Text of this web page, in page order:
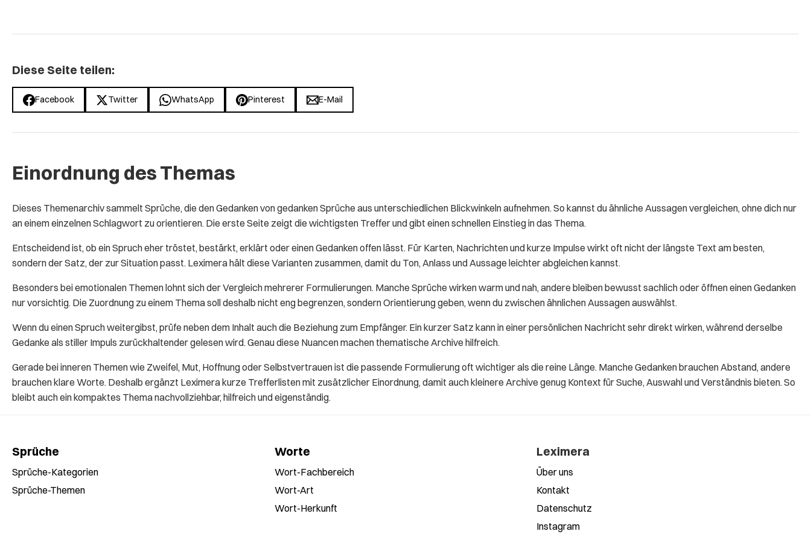
Diese Seite teilen:
Facebook Twitter WhatsApp Pinterest E-Mail
Einordnung des Themas
Dieses Themenarchiv sammelt Sprüche, die den Gedanken von gedanken Sprüche aus unterschiedlichen Blickwinkeln aufnehmen. So kannst du ähnliche Aussagen vergleichen, ohne dich nur
an einem einzelnen Schlagwort zu orientieren. Die erste Seite zeigt die wichtigsten Treffer und gibt einen schnellen Einstieg in das Thema.
Entscheidend ist, ob ein Spruch eher tröstet, bestärkt, erklärt oder einen Gedanken offen lässt. Für Karten, Nachrichten und kurze Impulse wirkt oft nicht der längste Text am besten,
sondern der Satz, der zur Situation passt. Leximera hält diese Varianten zusammen, damit du Ton, Anlass und Aussage leichter abgleichen kannst.
Besonders bei emotionalen Themen lohnt sich der Vergleich mehrerer Formulierungen. Manche Sprüche wirken warm und nah, andere bleiben bewusst sachlich oder öffnen einen Gedanken
nur vorsichtig. Die Zuordnung zu einem Thema soll deshalb nicht eng begrenzen, sondern Orientierung geben, wenn du zwischen ähnlichen Aussagen auswählst.
Wenn du einen Spruch weitergibst, prüfe neben dem Inhalt auch die Beziehung zum Empfänger. Ein kurzer Satz kann in einer persönlichen Nachricht sehr direkt wirken, während derselbe
Gedanke als stiller Impuls zurückhaltender gelesen wird. Genau diese Nuancen machen thematische Archive hilfreich.
Gerade bei inneren Themen wie Zweifel, Mut, Hoffnung oder Selbstvertrauen ist die passende Formulierung oft wichtiger als die reine Länge. Manche Gedanken brauchen Abstand, andere
brauchen klare Worte. Deshalb ergänzt Leximera kurze Trefferlisten mit zusätzlicher Einordnung, damit auch kleinere Archive genug Kontext für Suche, Auswahl und Verständnis bieten. So
bleibt auch ein kompaktes Thema nachvollziehbar, hilfreich und eigenständig.
Sprüche
Sprüche-Kategorien
Sprüche-Themen
Worte
Wort-Fachbereich
Wort-Art
Wort-Herkunft
Leximera
Über uns
Kontakt
Datenschutz
Instagram